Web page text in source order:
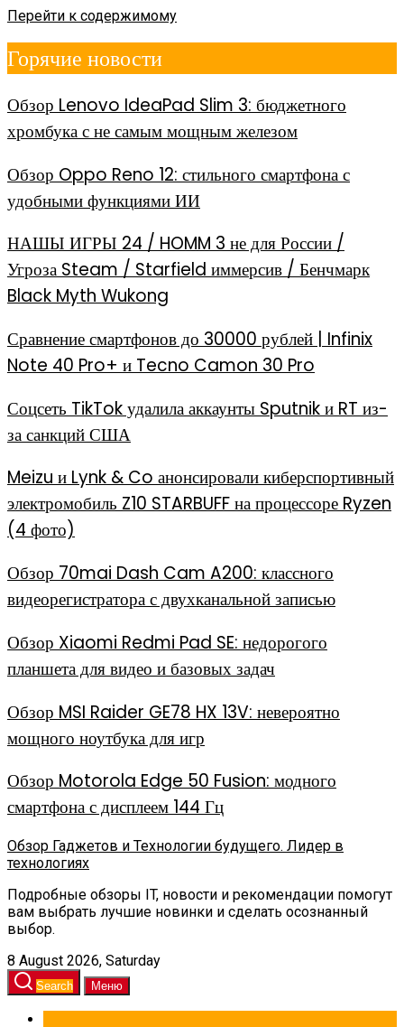
Перейти к содержимому
Горячие новости
Обзор Lenovo IdeaPad Slim 3: бюджетного
хромбука с не самым мощным железом
Обзор Oppo Reno 12: стильного смартфона с
удобными функциями ИИ
НАШЫ ИГРЫ 24 / HOMM 3 не для России /
Угроза Steam / Starfield иммерсив / Бенчмарк
Black Myth Wukong
Сравнение смартфонов до 30000 рублей | Infinix
Note 40 Pro+ и Tecno Camon 30 Pro
Соцсеть TikTok удалила аккаунты Sputnik и RT из-
за санкций США
Meizu и Lynk & Co анонсировали киберспортивный
электромобиль Z10 STARBUFF на процессоре Ryzen
(4 фото)
Обзор 70mai Dash Cam A200: классного
видеорегистратора с двухканальной записью
Обзор Xiaomi Redmi Pad SE: недорогого
планшета для видео и базовых задач
Обзор MSI Raider GE78 HX 13V: невероятно
мощного ноутбука для игр
Обзор Motorola Edge 50 Fusion: модного
смартфона с дисплеем 144 Гц
Обзор Гаджетов и Технологии будущего. Лидер в
технологиях
Подробные обзоры IT, новости и рекомендации помогут
вам выбрать лучшие новинки и сделать осознанный
выбор.
8 August 2026, Saturday
Search Меню